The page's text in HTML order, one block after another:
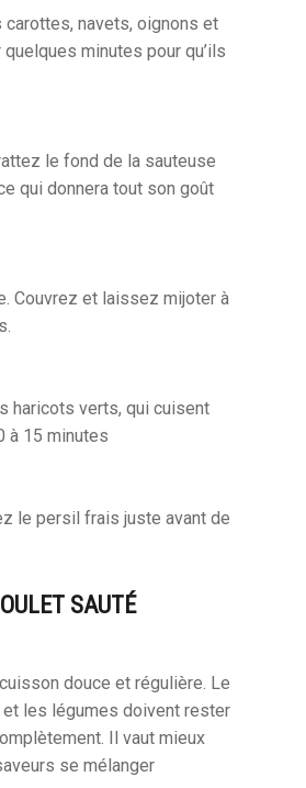
navets, oignons et
minutes pour qu’ils
le fond de la sauteuse
qui donnera tout son goût
Couvrez et laissez mijoter à
haricots verts, qui cuisent
à 15 minutes
le persil frais juste avant de
SAUTÉ
douce et régulière. Le
les légumes doivent rester
Il vaut mieux
se mélanger